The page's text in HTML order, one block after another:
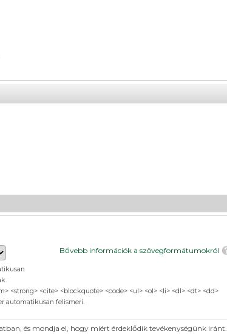
Bővebb információk a szövegformátumokról
<strong> <cite> <blockquote> <code> <ul> <ol> <li> <dl> <dt> <dd>
automatikusan felismeri.
és mondja el, hogy miért érdeklődik tevékenységünk iránt.